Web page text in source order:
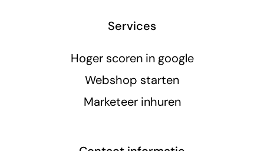
Services
Hoger scoren in google
Webshop starten
Marketeer inhuren